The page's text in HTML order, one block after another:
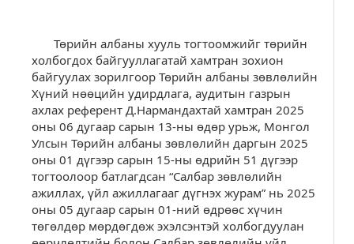
Төрийн албаны хууль тогтоомжийг төрийн
холбогдох байгууллагатай хамтран зохион
байгуулах зорилгоор Төрийн албаны зөвлөлийн
Хүний нөөцийн удирдлага, аудитын газрын
ахлах референт Д.Нармандахтай хамтран 2025
оны 06 дугаар сарын 13-ны өдөр урьж, Монгол
Улсын Төрийн албаны зөвлөлийн даргын 2025
оны 01 дүгээр сарын 15-ны өдрийн 51 дүгээр
тогтоолоор батлагдсан “Салбар зөвлөлийн
ажиллах, үйл ажиллагааг дүгнэх журам” нь 2025
оны 05 дугаар сарын 01-ний өдрөөс хүчин
төгөлдөр мөрдөгдөж эхэлсэнтэй холбогдуулан